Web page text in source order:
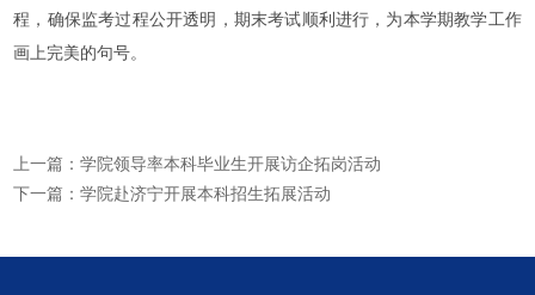
程，确保监考过程公开透明， 期末考试顺利进行 ， 为本学期教学工作
画上完美的句号。
上一篇：学院领导率本科毕业生开展访企拓岗活动
下一篇：学院赴济宁开展本科招生拓展活动